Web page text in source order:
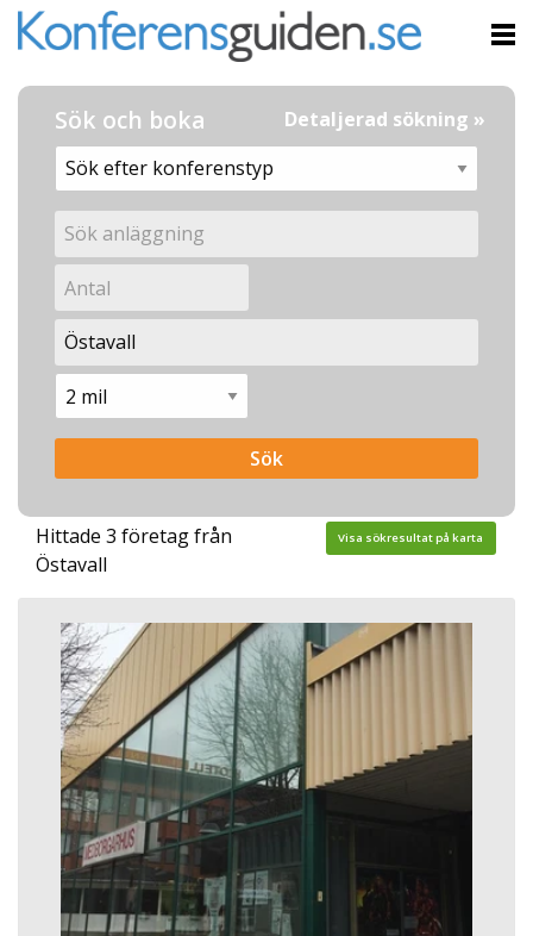
Sök och boka Detaljerad sökning »
Hittade 3 företag från
Östavall
Visa sökresultat på karta